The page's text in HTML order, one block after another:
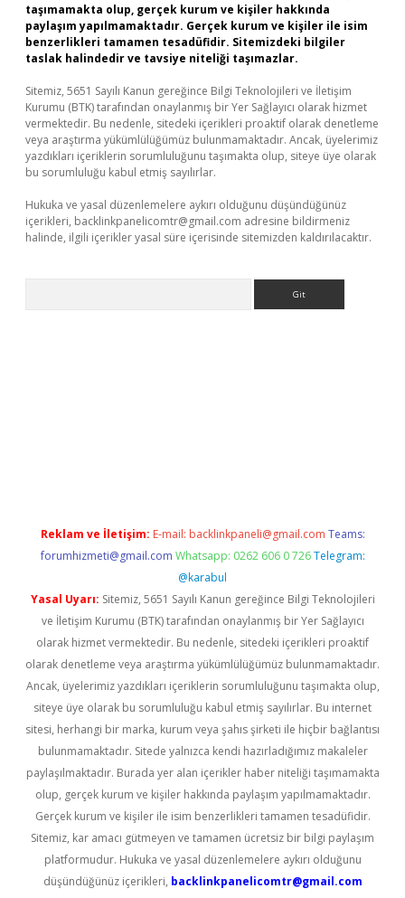
taşımamakta olup, gerçek kurum ve kişiler hakkında
paylaşım yapılmamaktadır. Gerçek kurum ve kişiler ile isim
benzerlikleri tamamen tesadüfidir. Sitemizdeki bilgiler
taslak halindedir ve tavsiye niteliği taşımazlar.
Sitemiz, 5651 Sayılı Kanun gereğince Bilgi Teknolojileri ve İletişim
Kurumu (BTK) tarafından onaylanmış bir Yer Sağlayıcı olarak hizmet
vermektedir. Bu nedenle, sitedeki içerikleri proaktif olarak denetleme
veya araştırma yükümlülüğümüz bulunmamaktadır. Ancak, üyelerimiz
yazdıkları içeriklerin sorumluluğunu taşımakta olup, siteye üye olarak
bu sorumluluğu kabul etmiş sayılırlar.
Hukuka ve yasal düzenlemelere aykırı olduğunu düşündüğünüz
içerikleri, backlinkpanelicomtr@gmail.com adresine bildirmeniz
halinde, ilgili içerikler yasal süre içerisinde sitemizden kaldırılacaktır.
Reklam ve İletişim: E-mail: backlinkpaneli@gmail.com Teams:
forumhizmeti@gmail.com Whatsapp: 0262 606 0 726 Telegram:
@karabul
Yasal Uyarı: Sitemiz, 5651 Sayılı Kanun gereğince Bilgi Teknolojileri
ve İletişim Kurumu (BTK) tarafından onaylanmış bir Yer Sağlayıcı
olarak hizmet vermektedir. Bu nedenle, sitedeki içerikleri proaktif
olarak denetleme veya araştırma yükümlülüğümüz bulunmamaktadır.
Ancak, üyelerimiz yazdıkları içeriklerin sorumluluğunu taşımakta olup,
siteye üye olarak bu sorumluluğu kabul etmiş sayılırlar. Bu internet
sitesi, herhangi bir marka, kurum veya şahıs şirketi ile hiçbir bağlantısı
bulunmamaktadır. Sitede yalnızca kendi hazırladığımız makaleler
paylaşılmaktadır. Burada yer alan içerikler haber niteliği taşımamakta
olup, gerçek kurum ve kişiler hakkında paylaşım yapılmamaktadır.
Gerçek kurum ve kişiler ile isim benzerlikleri tamamen tesadüfidir.
Sitemiz, kar amacı gütmeyen ve tamamen ücretsiz bir bilgi paylaşım
platformudur. Hukuka ve yasal düzenlemelere aykırı olduğunu
düşündüğünüz içerikleri, backlinkpanelicomtr@gmail.com